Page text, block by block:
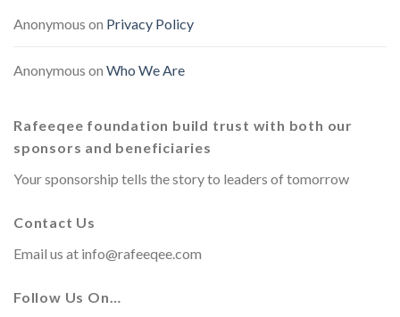
Anonymous on Privacy Policy
Anonymous on Who We Are
Rafeeqee foundation build trust with both our
sponsors and beneficiaries
Your sponsorship tells the story to leaders of tomorrow
Contact Us
Email us at info@rafeeqee.com
Follow Us On…